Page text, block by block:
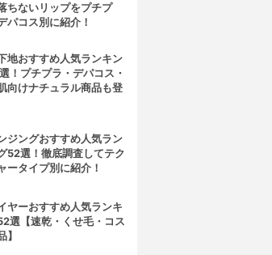
ちないリップをプチプ
パコス別に紹介！
地おすすめ人気ランキン
！プチプラ・デパコス・
向けナチュラル商品も登
ジングおすすめ人気ラン
52選！徹底調査してテク
ータイプ別に紹介！
ヤーおすすめ人気ランキ
選【速乾・くせ毛・コス
】